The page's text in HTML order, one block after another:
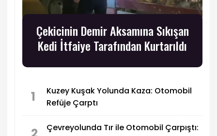
Çekicinin Demir Aksamına Sıkışan
Kedi İtfaiye Tarafından Kurtarıldı
1
Kuzey Kuşak Yolunda Kaza: Otomobil
Refüje Çarptı
Çevreyolunda Tır ile Otomobil Çarpıştı: